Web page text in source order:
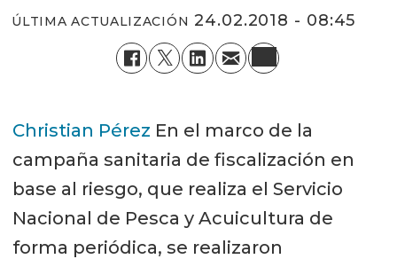
ÚLTIMA ACTUALIZACIÓN 24.02.2018 - 08:45
Christian Pérez En el marco de la
campaña sanitaria de fiscalización en
base al riesgo, que realiza el Servicio
Nacional de Pesca y Acuicultura de
forma periódica, se realizaron